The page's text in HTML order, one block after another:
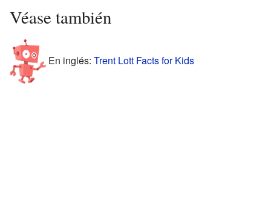
Véase también
En inglés: Trent Lott Facts for Kids